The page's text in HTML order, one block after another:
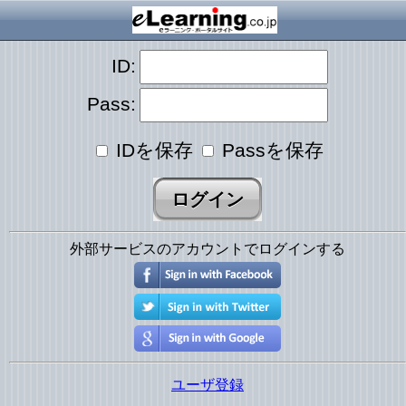
ID:
Pass:
IDを保存 Passを保存
外部サービスのアカウントでログインする
ユーザ登録